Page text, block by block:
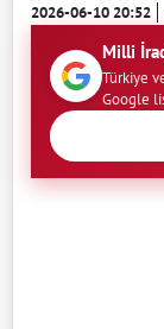
2026-06-10 20:52
Milli
Türkiye
Google